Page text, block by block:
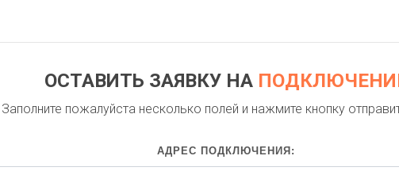
ОСТАВИТЬ ЗАЯВКУ НА
Заполните пожалуйста несколько полей и нажмите кнопку
АДРЕС ПОДКЛЮЧЕНИЯ: